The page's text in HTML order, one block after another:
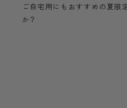
ご自宅用にもおすすめの夏限
か？